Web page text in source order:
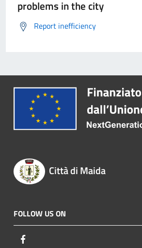
problems in the city
Report inefficiency
Città di Maida
FOLLOW US ON